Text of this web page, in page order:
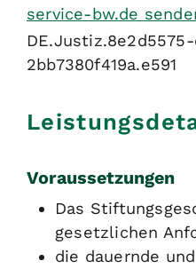
service-bw.de
2bb7380f419a.e591
Voraussetzungen
Das
gesetzlichen
die dauernde